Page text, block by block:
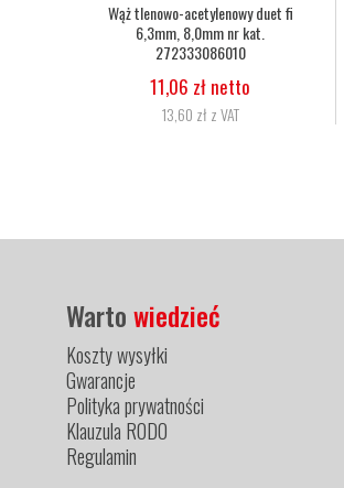
Nakrętka dociskowa dyszy
Harris 6259-BPS nr kat.
29,27 zł netto
36,00 zł z VAT
Wartowiedzieć
Koszty wysyłki
Gwarancje
Polityka prywatności
Klauzula RODO
Regulamin